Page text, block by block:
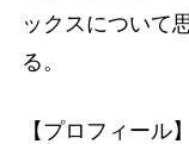
ックスについて
る。
【プロフィール】